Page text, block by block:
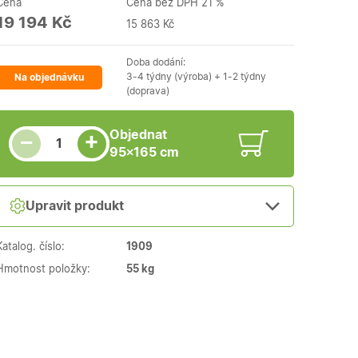
194 Kč
Cena bez DPH 21 %
15 863 Kč
Na objednávku
Doba dodání:
3-4 týdny (výroba) + 1-2 týdny
(doprava)
−
Snížit množství
Počet kusů +
Zvýšit množství
Objednat
95×165 cm
Upravit produkt
číslo: 1909
položky: 55 kg